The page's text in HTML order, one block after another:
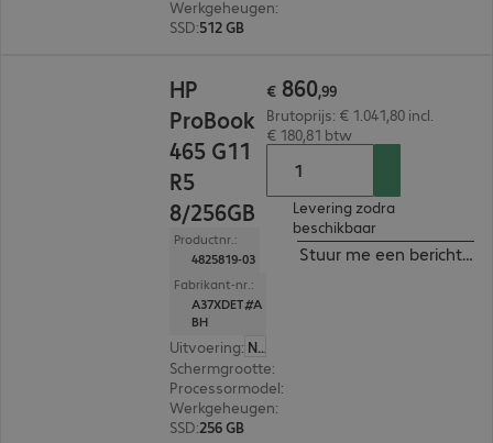
Werkgeheugen:
SSD:512 GB
HP
ProBook
465 G11
R5
8/256GB
Productnr.:
4825819-03
Fabrikant-nr.:
A37XDET#A
BH
Uitvoering:
Nederland
Schermgrootte:
Processormodel:
Werkgeheugen:
SSD:256 GB
€ 860,99
Brutoprijs: € 1.041,80 incl.
€ 180,81 btw
Levering zodra
beschikbaar
Stuur me een bericht